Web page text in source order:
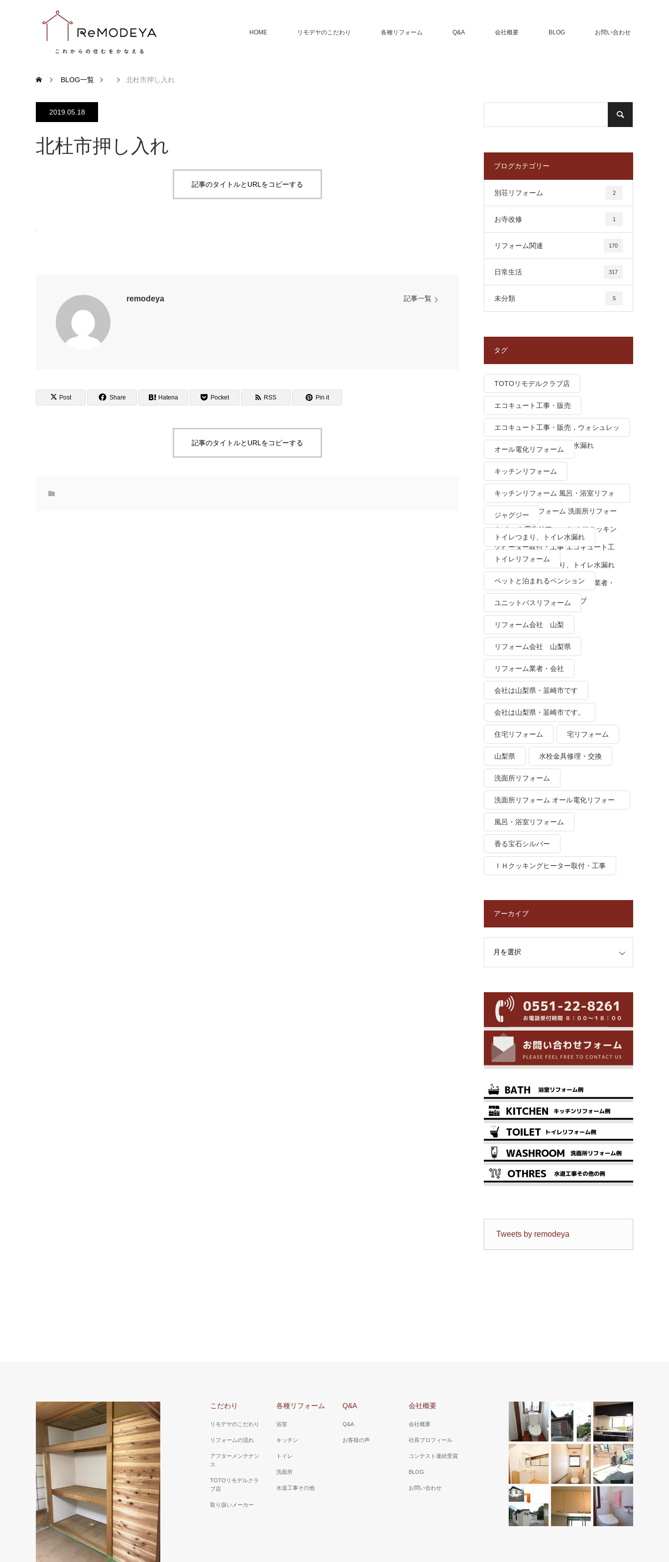
HOME リモデヤのこだわり 各種リフォーム Q&A 会社概要 BLOG お問い合わせ
BLOG一覧 北杜市押し入れ
2019.05.18
北杜市押し入れ
記事のタイトルとURLをコピーする
remodeya 記事一覧
Post Share Hatena Pocket RSS Pin it
記事のタイトルとURLをコピーする
ブログカテゴリー
別荘リフォーム 2
お寺改修 1
リフォーム関連 170
日常生活 317
未分類 5
タグ
TOTOリモデルクラブ店
エコキュート工事・販売
エコキュート工事・販売，ウォシュレッ
ト トイレつまり、トイレ水漏れ
オール電化リフォーム
キッチンリフォーム
キッチンリフォーム 風呂・浴室リフォ
ーム トイレリフォーム 洗面所リフォー
ム オール電化リフォーム ＩＨクッキン
グヒーター取付・工事 エコキュート工
事・販売 トイレつまり、トイレ水漏れ
水栓金具修理・交換 リフォーム業者・
会社 ＴＯＴＯリモデルクラブ
ジャグジー
トイレつまり、トイレ水漏れ
トイレリフォーム
ペットと泊まれるペンション
ユニットバスリフォーム
リフォーム会社 山梨
リフォーム会社 山梨県
リフォーム業者・会社
会社は山梨県・韮崎市です
会社は山梨県・韮崎市です。
住宅リフォーム 宅リフォーム
山梨県 水栓金具修理・交換
洗面所リフォーム
洗面所リフォーム オール電化リフォー
ム
風呂・浴室リフォーム
香る宝石シルバー
ＩＨクッキングヒーター取付・工事
アーカイブ
Tweets by remodeya
こだわり
リモデヤのこだわり
リフォームの流れ
アフターメンテナン
ス
TOTOリモデルクラ
ブ店
取り扱いメーカー
各種リフォーム
浴室
キッチン
トイレ
洗面所
水道工事その他
Q&A
Q&A
お客様の声
会社概要
会社概要
社長プロフィール
コンテスト連続受賞
BLOG
お問い合わせ